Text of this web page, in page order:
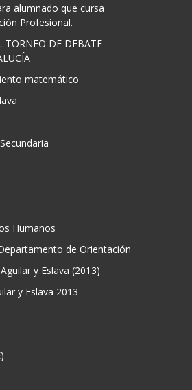
alumnado que cursa
Profesional.
TORNEO DE DEBATE
matemático
Humanos
de Orientación
y Eslava (2013)
y Eslava 2013